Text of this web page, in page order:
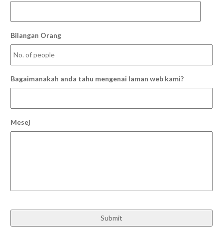
Bilangan Orang
Bagaimanakah anda tahu mengenai laman web kami?
Mesej